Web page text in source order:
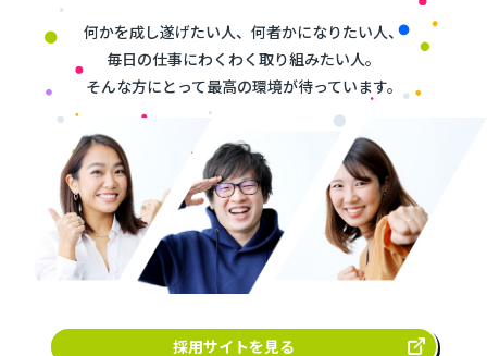
何かを成し遂げたい人、何者かになりたい人、
毎日の仕事にわくわく取り組みたい人。
そんな方にとって最高の環境が待っています。
採用サイトを見る